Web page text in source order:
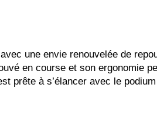
une envie renouvelée de
en course et son ergonomie
prête à s’élancer avec le